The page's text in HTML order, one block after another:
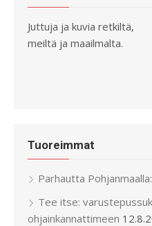
Juttuja ja kuvia retkiltä,
meiltä ja maailmalta.
Tuoreimmat
Parhautta
Tee itse:
ohjainkannattimeen